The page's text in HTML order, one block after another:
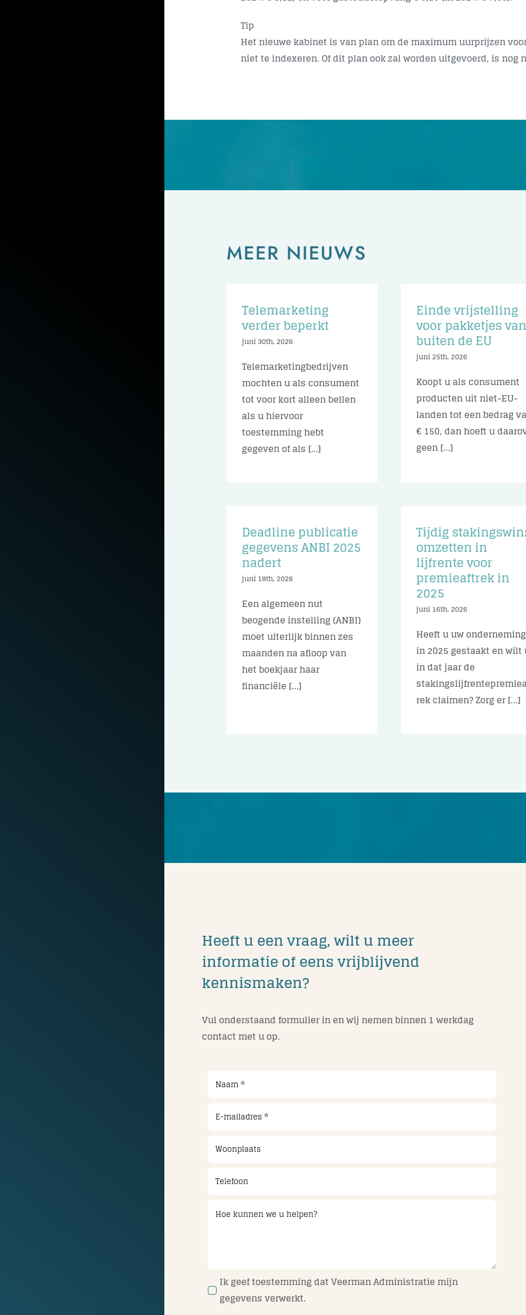
Tip
Het nieuwe kabinet is van plan om de maximum uurprijzen
niet te indexeren. Of dit plan ook zal worden uitgevoerd, is nog
MEER NIEUWS
Telemarketing
verder beperkt
juni 30th, 2026
Telemarketingbedrijven
mochten u als consument
tot voor kort alleen bellen
als u hiervoor
toestemming hebt
gegeven of als [...]
Einde vrijstelling
voor pakketjes van
buiten de EU
juni 25th, 2026
Koopt u als consument
producten uit niet-EU-
landen tot een bedrag
€ 150, dan hoeft u
geen [...]
Deadline publicatie
gegevens ANBI 2025
nadert
juni 18th, 2026
Een algemeen nut
beogende instelling (ANBI)
moet uiterlijk binnen zes
maanden na afloop van
het boekjaar haar
financiële [...]
Tijdig
omzetten in
lijfrente voor
premieaftrek in
2025
juni 16th, 2026
Heeft u uw onderneming
in 2025 gestaakt en wilt
in dat jaar de
rek claimen? Zorg er [...]
Heeft u een vraag, wilt u meer
informatie of eens vrijblijvend
kennismaken?
Vul onderstaand formulier in en wij nemen binnen 1 werkdag
contact met u op.
Ik geef toestemming dat Veerman Administratie mijn
gegevens verwerkt.